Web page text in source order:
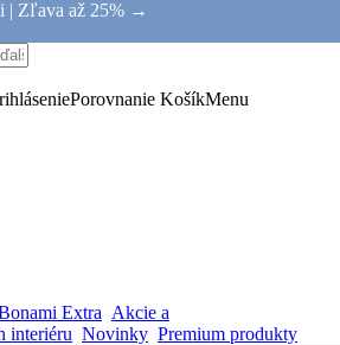
| Zľava až 25% →
Porovnanie KošíkMenu
Extra Akcie a
interiéru Novinky Premium produkty